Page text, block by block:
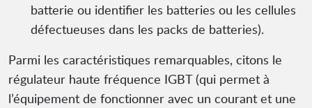
batterie ou identifier les batteries ou les cellules
défectueuses dans les packs de batteries).
Parmi les caractéristiques remarquables, citons le
régulateur haute fréquence IGBT (qui permet à
l’équipement de fonctionner avec un courant et une